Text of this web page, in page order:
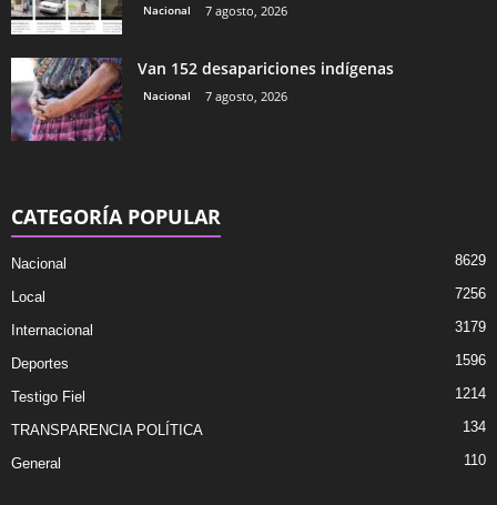
Nacional 7 agosto, 2026
Van 152 desapariciones indígenas
Nacional 7 agosto, 2026
CATEGORÍA POPULAR
Nacional 8629
Local 7256
Internacional 3179
Deportes 1596
Testigo Fiel 1214
TRANSPARENCIA POLÍTICA 134
General 110